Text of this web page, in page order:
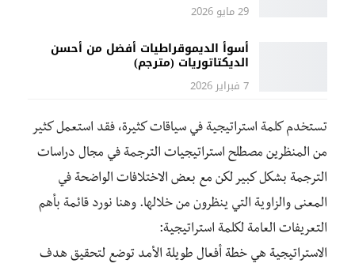
29 مايو 2026
أسوأ الديموقراطيات أفضل من أحسن
الديكتاتوريات (مترجم)
7 فبراير 2026
تستخدم كلمة استراتيجية في سياقات كثيرة، فقد استعمل كثير
من المنظرين مصطلح استراتيجيات الترجمة في مجال دراسات
الترجمة بشكل كبير لكن مع بعض الاختلافات الواضحة في
المعنى والزاوية التي ينظرون من خلالها. وهنا نورد قائمة بأهم
التعريفات العامة لكلمة استراتيجية:
الاستراتيجية هي خطة أفعال طويلة الأمد توضع لتحقيق هدف